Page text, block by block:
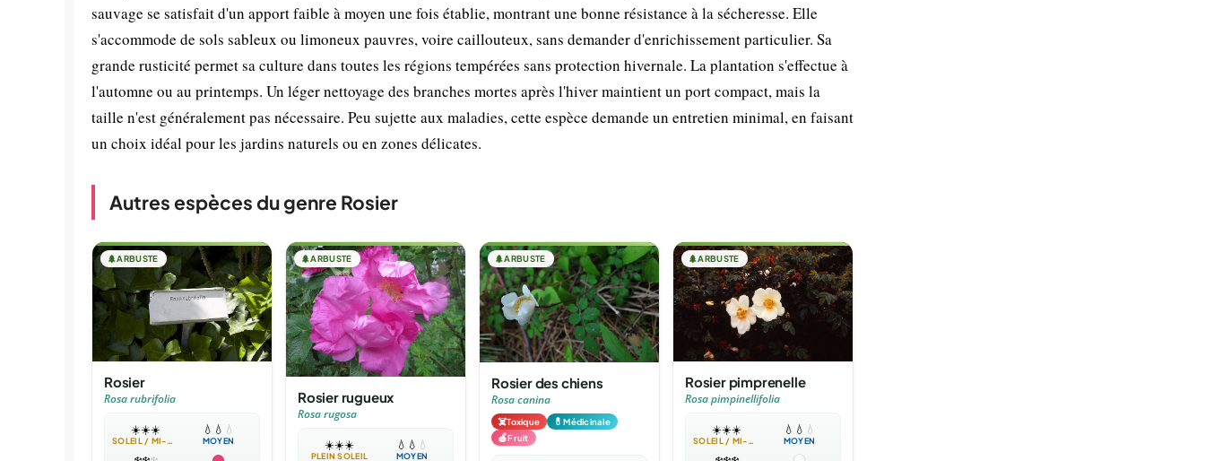
sauvage se satisfait d'un apport faible à moyen une fois établie, montrant une bonne résistance à la sécheresse. Elle
s'accommode de sols sableux ou limoneux pauvres, voire caillouteux, sans demander d'enrichissement particulier. Sa
grande rusticité permet sa culture dans toutes les régions tempérées sans protection hivernale. La plantation s'effectue à
l'automne ou au printemps. Un léger nettoyage des branches mortes après l'hiver maintient un port compact, mais la
taille n'est généralement pas nécessaire. Peu sujette aux maladies, cette espèce demande un entretien minimal, en faisant
un choix idéal pour les jardins naturels ou en zones délicates.
Autres espèces du genre Rosier
🌲ARBUSTE
Rosier
Rosa rubrifolia
☀️☀️☀️
SOLEIL / MI-OMBRE
💧 💧 💧
MOYEN
🌲ARBUSTE
Rosier rugueux
Rosa rugosa
☀️☀️☀️
PLEIN SOLEIL
💧 💧 💧
MOYEN
🌲ARBUSTE
Rosier des chiens
Rosa canina
☠️Toxique 💊Médicinale
🍎Fruit
🌲ARBUSTE
Rosier pimprenelle
Rosa pimpinellifolia
☀️☀️☀️
SOLEIL / MI-OMBRE
💧 💧 💧
MOYEN